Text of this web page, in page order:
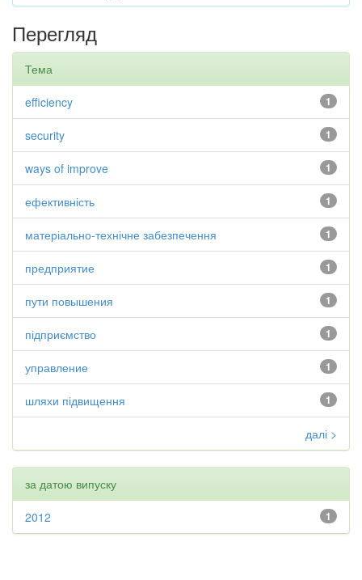
Перегляд
Тема
1
efficiency
1
security
1
ways of improve
1
ефективність
1
матеріально-технічне забезпечення
1
предприятие
1
пути повышения
1
підприємство
1
управление
1
шляхи підвищення
далі >
за датою випуску
1
2012